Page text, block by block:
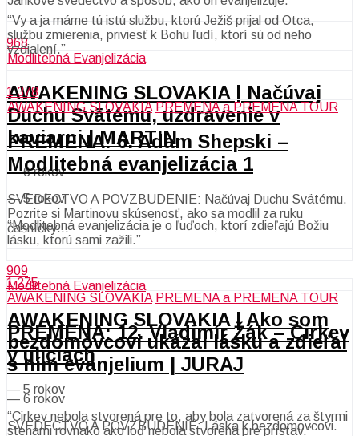
“Vy a ja máme tú istú službu, ktorú Ježiš prijal od Otca,
službu zmierenia, priviesť k Bohu ľudí, ktorí sú od neho
vzdialení.”
1 378
AWAKENING SLOVAKIA PREMENA a PREMENA TOUR
PREMENA: 6. Adam Shepski –
Modlitebná evanjelizácia 1
— 5 rokov
“Modlitebná evanjelizácia je o ľuďoch, ktorí zdieľajú Božiu
lásku, ktorú sami zažili.”
1 275
AWAKENING SLOVAKIA PREMENA a PREMENA TOUR
PREMENA: 12. Vladimír Žák – Cirkev
v uliciach
— 5 rokov
“Cirkev nebola stvorená pre to, aby bola zatvorená za štyrmi
stenami rovnako ako loď nebola stvorená pre prístav.”
968
Modlitebná Evanjelizácia
AWAKENING SLOVAKIA | Načúvaj
Duchu Svätému, uzdravenie v
kaviarni | MARTIN
— 6 rokov
SVEDECTVO A POVZBUDENIE: Načúvaj Duchu Svätému.
Pozrite si Martinovu skúsenosť, ako sa modlil za ruku
čašníčky…
909
Modlitebná Evanjelizácia
AWAKENING SLOVAKIA | Ako som
bezdomovcovi ukázal lásku a zdieľal
s ním evanjelium | JURAJ
— 6 rokov
SVEDECTVO A POVZBUDENIE: Láska k bezdomovcovi.